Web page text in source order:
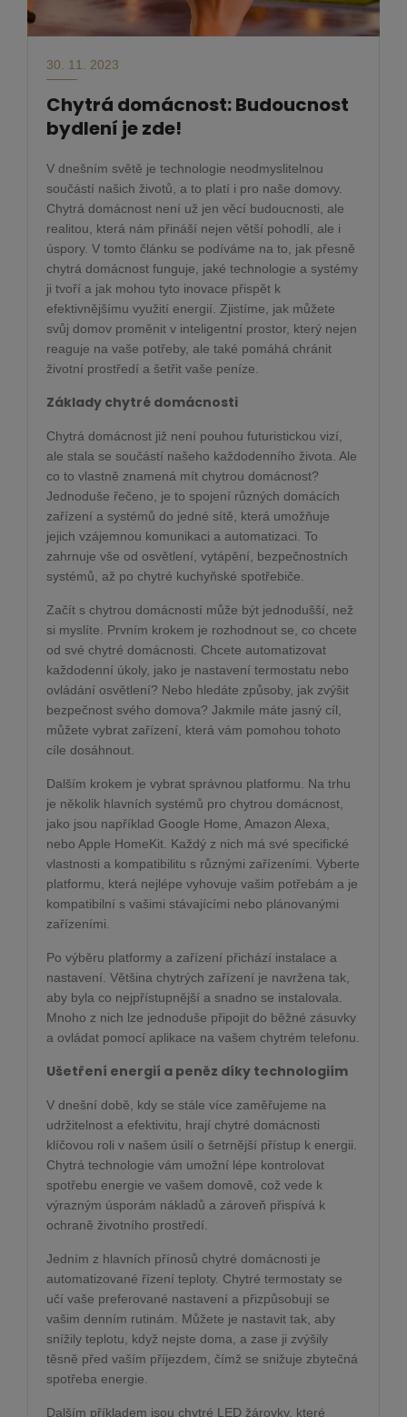
30. 11. 2023
Chytrá domácnost: Budoucnost
bydlení je zde!
V dnešním světě je technologie neodmyslitelnou
součástí našich životů, a to platí i pro naše domovy.
Chytrá domácnost není už jen věcí budoucnosti, ale
realitou, která nám přináší nejen větší pohodlí, ale i
úspory. V tomto článku se podíváme na to, jak přesně
chytrá domácnost funguje, jaké technologie a systémy
ji tvoří a jak mohou tyto inovace přispět k
efektivnějšímu využití energií. Zjistíme, jak můžete
svůj domov proměnit v inteligentní prostor, který nejen
reaguje na vaše potřeby, ale také pomáhá chránit
životní prostředí a šetřit vaše peníze.
Základy chytré domácnosti
Chytrá domácnost již není pouhou futuristickou vizí,
ale stala se součástí našeho každodenního života. Ale
co to vlastně znamená mít chytrou domácnost?
Jednoduše řečeno, je to spojení různých domácích
zařízení a systémů do jedné sítě, která umožňuje
jejich vzájemnou komunikaci a automatizaci. To
zahrnuje vše od osvětlení, vytápění, bezpečnostních
systémů, až po chytré kuchyňské spotřebiče.
Začít s chytrou domácností může být jednodušší, než
si myslíte. Prvním krokem je rozhodnout se, co chcete
od své chytré domácnosti. Chcete automatizovat
každodenní úkoly, jako je nastavení termostatu nebo
ovládání osvětlení? Nebo hledáte způsoby, jak zvýšit
bezpečnost svého domova? Jakmile máte jasný cíl,
můžete vybrat zařízení, která vám pomohou tohoto
cíle dosáhnout.
Dalším krokem je vybrat správnou platformu. Na trhu
je několik hlavních systémů pro chytrou domácnost,
jako jsou například Google Home, Amazon Alexa,
nebo Apple HomeKit. Každý z nich má své specifické
vlastnosti a kompatibilitu s různými zařízeními. Vyberte
platformu, která nejlépe vyhovuje vašim potřebám a je
kompatibilní s vašimi stávajícími nebo plánovanými
zařízeními.
Po výběru platformy a zařízení přichází instalace a
nastavení. Většina chytrých zařízení je navržena tak,
aby byla co nejpřístupnější a snadno se instalovala.
Mnoho z nich lze jednoduše připojit do běžné zásuvky
a ovládat pomocí aplikace na vašem chytrém telefonu.
Ušetření energií a peněz díky technologiím
V dnešní době, kdy se stále více zaměřujeme na
udržitelnost a efektivitu, hrají chytré domácnosti
klíčovou roli v našem úsilí o šetrnější přístup k energii.
Chytrá technologie vám umožní lépe kontrolovat
spotřebu energie ve vašem domově, což vede k
výrazným úsporám nákladů a zároveň přispívá k
ochraně životního prostředí.
Jedním z hlavních přínosů chytré domácnosti je
automatizované řízení teploty. Chytré termostaty se
učí vaše preferované nastavení a přizpůsobují se
vašim denním rutinám. Můžete je nastavit tak, aby
snížily teplotu, když nejste doma, a zase ji zvýšily
těsně před vaším příjezdem, čímž se snižuje zbytečná
spotřeba energie.
Dalším příkladem jsou chytré LED žárovky, které